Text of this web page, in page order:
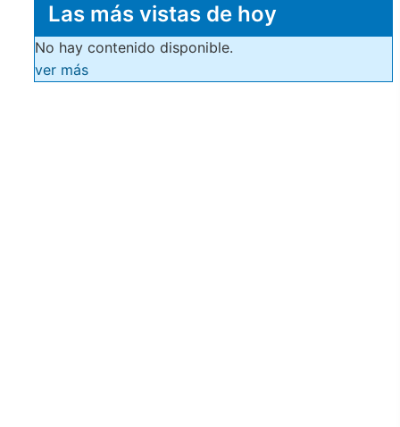
Las más vistas de hoy
No hay contenido disponible.
ver más